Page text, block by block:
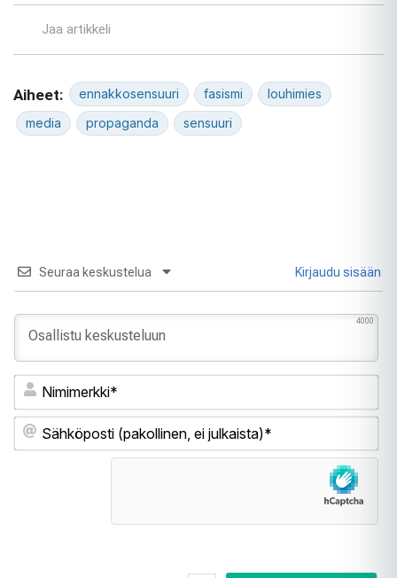
Jaa artikkeli
Aiheet: ennakkosensuuri fasismi
louhimies
media
propaganda sensuuri
Seuraa keskustelua Kirjaudu sisään
4000
ei